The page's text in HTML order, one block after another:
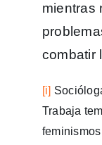
mientras
combatir
[i]
Trabaja